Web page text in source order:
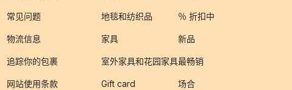
常见问题
物流信息
追踪你的包裹
网站使用条款
地毯和纺织品
家具
室外家具和花园家具
Gift card
％ 折扣中
新品
最畅销
场合